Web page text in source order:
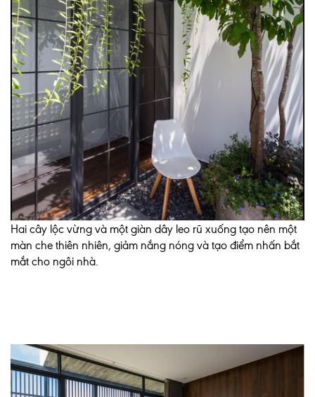
Hai cây lộc vừng và một giàn dây leo rũ xuống tạo nên một
màn che thiên nhiên, giảm nắng nóng và tạo điểm nhấn bắt
mắt cho ngôi nhà.